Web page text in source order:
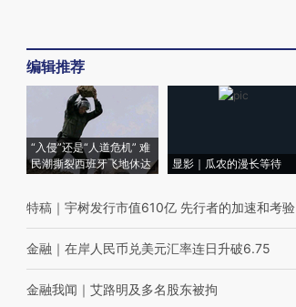
编辑推荐
“入侵”还是“人道危机” 难
民潮撕裂西班牙飞地休达
显影｜瓜农的漫长等待
特稿 ｜ 宇树发行市值610亿 先行者的加速和考验
金融 ｜ 在岸人民币兑美元汇率连日升破6.75
金融我闻 ｜ 艾路明及多名股东被拘